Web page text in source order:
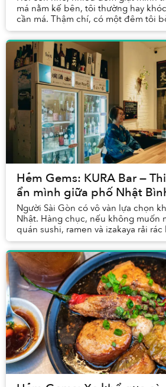
má nằm kế bên, tôi thường hay
cần má. Thậm chí, có một đêm tôi
giường, quậy cho bằng được, bắt
Hẻm Gems: KURA Bar —
ẩn mình giữa phố Nhật
Người Sài Gòn có vô vàn lựa chọn
Nhật. Hàng chục, nếu không muốn
quán sushi, ramen và izakaya rải
muốn thử thứ gì đó đặc biệt hơn,